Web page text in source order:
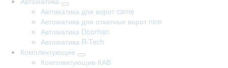
Автоматика для ворот came
Автоматика для откатных ворот nice
Автоматика Doorhan
Автоматика R-Tech
Комплектующие
Комплектующие КАВ